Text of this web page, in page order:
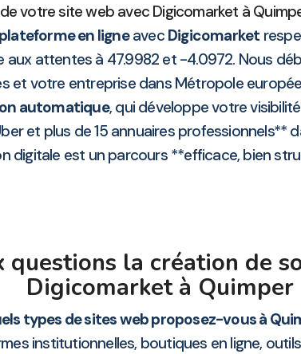
votre site web avec Digicomarket à
en ligneavec Digicomarket
attentes à 47.9982 et -4.0972. Nous
et votre entreprise dans Métropole
automatique, qui développe votre
et plus de 15 annuaires professionnels**
digitale est un parcours **efficace, bien
questions la création de
Digicomarket à Quimper
types de sites web proposez-vous à
institutionnelles, boutiques en ligne,